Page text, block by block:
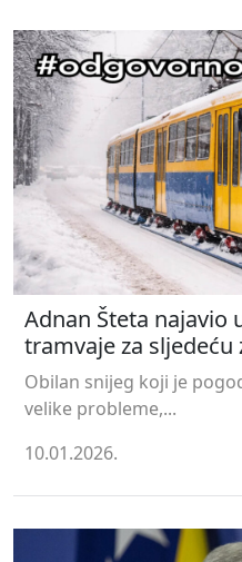
Adnan Šteta najavio
tramvaje za sljedeću
Obilan snijeg koji je
velike probleme,...
10.01.2026.